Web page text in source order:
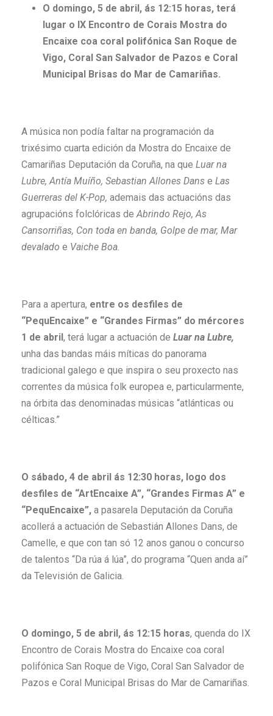
O domingo, 5 de abril, ás 12:15 horas, terá
lugar o IX Encontro de Corais Mostra do
Encaixe coa coral polifónica San Roque de
Vigo, Coral San Salvador de Pazos e Coral
Municipal Brisas do Mar de Camariñas.
A música non podía faltar na programación da
trixésimo cuarta edición da Mostra do Encaixe de
Camariñas Deputación da Coruña, na que Luar na
Lubre, Antía Muíño, Sebastian Allones Dans e Las
Guerreras del K-Pop, ademais das actuacións das
agrupacións folclóricas deAbrindo Rejo, As
Cansorriñas, Con toda en banda, Golpe de mar, Mar
devalado e Vaiche Boa.
Para a apertura, entre os desfiles de
“PequEncaixe” e “Grandes Firmas” do mércores
1 de abril, terá lugar a actuación de Luar na Lubre,
unha das bandas máis míticas do panorama
tradicional galego e que inspira o seu proxecto nas
correntes da música folk europea e, particularmente,
na órbita das denominadas músicas “atlánticas ou
célticas.”
O sábado, 4 de abril ás 12:30 horas, logo dos
desfiles de “ArtEncaixe A”, “Grandes Firmas A” e
“PequEncaixe”, a pasarela Deputación da Coruña
acollerá a actuación de Sebastián Allones Dans, de
Camelle, e que con tan só 12 anos ganou o concurso
de talentos “Da rúa á lúa”, do programa “Quen anda aí”
da Televisión de Galicia.
O domingo, 5 de abril, ás 12:15 horas, quenda do IX
Encontro de Corais Mostra do Encaixe coa coral
polifónica San Roque de Vigo, Coral San Salvador de
Pazos e Coral Municipal Brisas do Mar de Camariñas.